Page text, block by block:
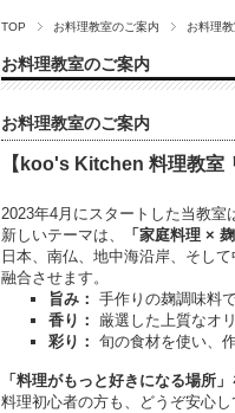
TOP お料理教室のご案内 お料理
お料理教室のご案内
お料理教室のご案内
【koo's Kitchen 料理教室
2023年4月にスタートした当教
新しいテーマは、
「家庭料理 ×
日本、南仏、地中海沿岸、そし
融合させます。
旨み： 手作りの麹調味料
香り：
厳選した上質なオ
彩り： 旬の食材を使い、
「料理がもっと好きになる場所
料理初心者の方も、どうぞ安心